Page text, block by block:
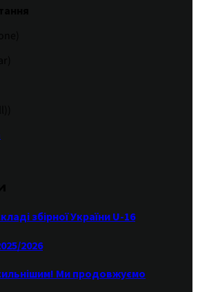
збірної України U-16
2026
Ми продовжуємо